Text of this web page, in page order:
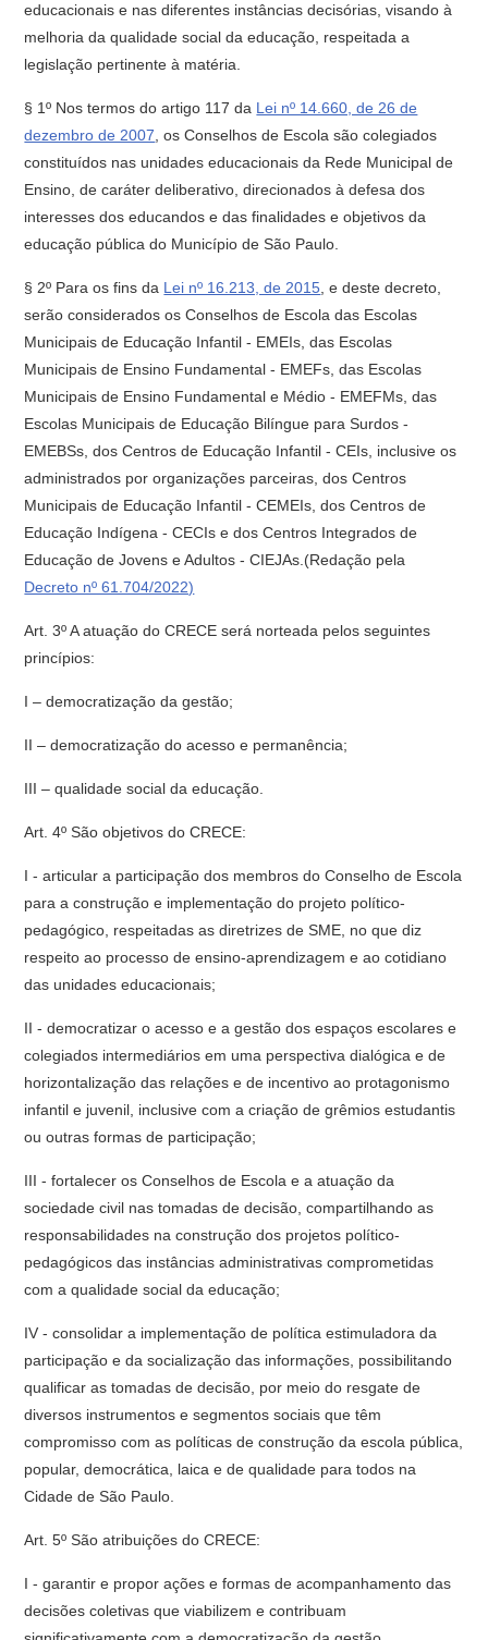
educacionais e nas diferentes instâncias decisórias, visando à
melhoria da qualidade social da educação, respeitada a
legislação pertinente à matéria.
§ 1º Nos termos do artigo 117 da Lei nº 14.660, de 26 de
dezembro de 2007 , os Conselhos de Escola são colegiados
constituídos nas unidades educacionais da Rede Municipal de
Ensino, de caráter deliberativo, direcionados à defesa dos
interesses dos educandos e das finalidades e objetivos da
educação pública do Município de São Paulo.
§ 2º Para os fins da Lei nº 16.213, de 2015 , e deste decreto,
serão considerados os Conselhos de Escola das Escolas
Municipais de Educação Infantil - EMEIs, das Escolas
Municipais de Ensino Fundamental - EMEFs, das Escolas
Municipais de Ensino Fundamental e Médio - EMEFMs, das
Escolas Municipais de Educação Bilíngue para Surdos -
EMEBSs, dos Centros de Educação Infantil - CEIs, inclusive os
administrados por organizações parceiras, dos Centros
Municipais de Educação Infantil - CEMEIs, dos Centros de
Educação Indígena - CECIs e dos Centros Integrados de
Educação de Jovens e Adultos - CIEJAs.(Redação pela
Decreto nº 61.704/2022)
Art. 3º A atuação do CRECE será norteada pelos seguintes
princípios:
I – democratização da gestão;
II – democratização do acesso e permanência;
III – qualidade social da educação.
Art. 4º São objetivos do CRECE:
I - articular a participação dos membros do Conselho de Escola
para a construção e implementação do projeto político-
pedagógico, respeitadas as diretrizes de SME, no que diz
respeito ao processo de ensino-aprendizagem e ao cotidiano
das unidades educacionais;
II - democratizar o acesso e a gestão dos espaços escolares e
colegiados intermediários em uma perspectiva dialógica e de
horizontalização das relações e de incentivo ao protagonismo
infantil e juvenil, inclusive com a criação de grêmios estudantis
ou outras formas de participação;
III - fortalecer os Conselhos de Escola e a atuação da
sociedade civil nas tomadas de decisão, compartilhando as
responsabilidades na construção dos projetos político-
pedagógicos das instâncias administrativas comprometidas
com a qualidade social da educação;
IV - consolidar a implementação de política estimuladora da
participação e da socialização das informações, possibilitando
qualificar as tomadas de decisão, por meio do resgate de
diversos instrumentos e segmentos sociais que têm
compromisso com as políticas de construção da escola pública,
popular, democrática, laica e de qualidade para todos na
Cidade de São Paulo.
Art. 5º São atribuições do CRECE:
I - garantir e propor ações e formas de acompanhamento das
decisões coletivas que viabilizem e contribuam